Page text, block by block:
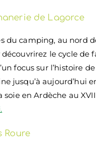
de Lagorce
du camping, au nord
découvrirez le cycle de
focus sur l’histoire de
jusqu’à aujourd’hui
soie en Ardèche au
Roure